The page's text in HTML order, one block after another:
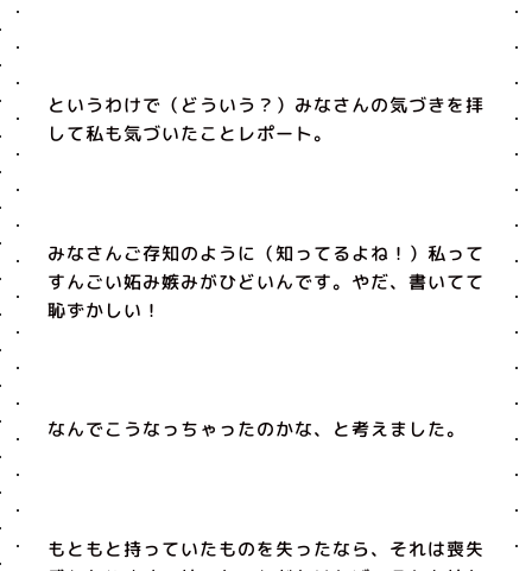
というわけで（どういう？）みなさんの気づきを拝
して私も気づいたことレポート。
みなさんご存知のように（知ってるよね！）私って
すんごい妬み嫉みがひどいんです。やだ、書いてて
恥ずかしい！
なんでこうなっちゃったのかな、と考えました。
もともと持っていたものを失ったなら、それは喪失